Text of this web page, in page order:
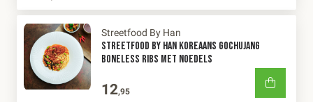
Streetfood By Han
STREETFOOD BY HAN KOREAANS GOCHUJANG
BONELESS RIBS MET NOEDELS
12,95